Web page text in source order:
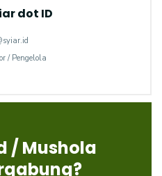
dot ID
/ Pengelola
/ Mushola